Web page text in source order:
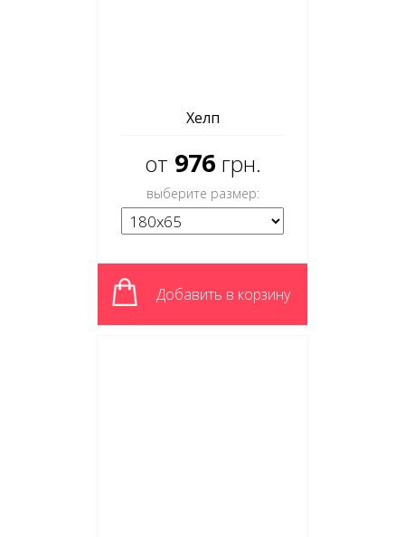
Хелп
от 976 грн.
выберите размер:
Добавить в корзину